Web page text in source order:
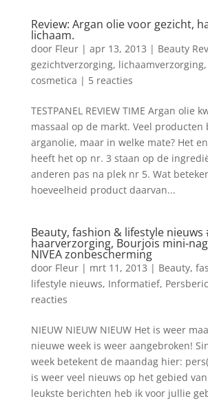
Review: Argan olie voor gezicht,
lichaam.
door Fleur| apr 13, 2013 | Beauty
gezichtverzorging, lichaamverzorging,
cosmetica | 5 reacties
TESTPANEL REVIEW TIME Argan olie
massaal op de markt. Veel producten
arganolie, maar in welke mate? Het
heeft het op nr. 3 staan op de
anderen pas na plek nr 5. Wat
hoeveelheid product daarvan...
Beauty, fashion & lifestyle nieuws
haarverzorging, Bourjois mini-
NIVEA zonbescherming
door Fleur| mrt 11, 2013 | Beauty,
lifestyle nieuws, Informatief,
reacties
NIEUW NIEUW NIEUW Het is weer
nieuwe week is weer aangebroken!
week betekent de maandag hier:
is weer veel nieuws op het gebied
leukste berichten heb ik voor jullie